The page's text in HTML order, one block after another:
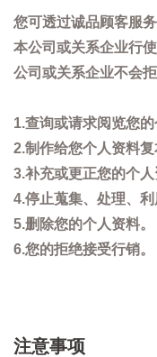
您可透过诚品顾客服
本公司或关系企业行
公司或关系企业不会
1.查询或请求阅览您的
2.制作给您个人资料复
3.补充或更正您的个人
4.停止蒐集、处理、利
5.删除您的个人资料。
6.您的拒绝接受行销。
注意事项